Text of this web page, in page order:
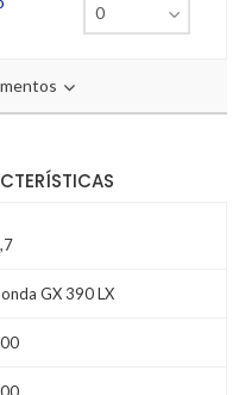
GX 390 LX